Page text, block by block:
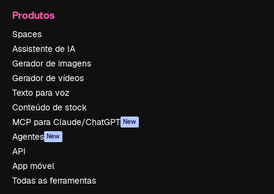
Produtos
Spaces
Assistente de IA
Gerador de imagens
Gerador de vídeos
Texto para voz
Conteúdo de stock
MCP para Claude/ChatGPT New
Agentes New
API
App móvel
Todas as ferramentas